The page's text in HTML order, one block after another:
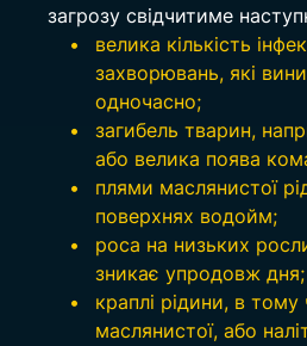
загрозу свідчитиме
велика кількість
захворювань, які
одночасно;
загибель тварин,
або велика поява
плями маслянистої
поверхнях водойм;
роса на низьких
зникає упродовж дня;
краплі рідини, в тому
маслянистої, або